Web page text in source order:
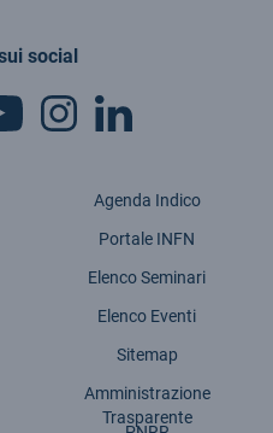
social
Agenda Indico
Portale INFN
Elenco Seminari
Elenco Eventi
Sitemap
Amministrazione
Trasparente